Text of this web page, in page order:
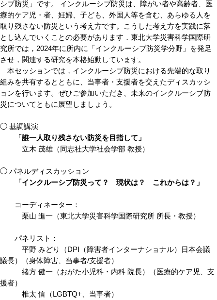
シブ防災」です。 インクルーシブ防災は、障がい者や高齢者、医
療的ケア児・者、妊婦、子ども、外国人等を含む、あらゆる人を
取り残さない防災という考え方です。こうした考え方を実践に落
とし込んでいくことの必要があります．東北大学災害科学国際研
究所では，2024年に所内に「インクルーシブ防災学分野」を発足
させ，関連する研究を本格始動しています。
本セッションでは，インクルーシブ防災における先端的な取り
組みを共有するとともに、当事者・支援者を交えたディスカッシ
ョンを行います。ぜひご参加いただき、未来のインクルーシブ防
災についてともに展望しましょう。
◯ 基調講演
「誰一人取り残さない防災を目指して」
立木 茂雄（同志社大学社会学部 教授）
◯ パネルディスカッション
「インクルーシブ防災って？ 現状は？ これからは？」
コーディネーター：
栗山 進一（東北大学災害科学国際研究所 所長・教授）
パネリスト：
平野 みどり（DPI（障害者インターナショナル）日本会議
議長）（身体障害、当事者/支援者）
緒方 健一（おがた小児科・内科 院長）（医療的ケア児、支
援者）
椎太 信（LGBTQ+、当事者）